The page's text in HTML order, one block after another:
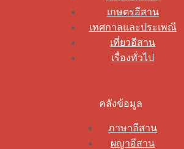
เกษตรอีสาน
เทศกาลและประเพณี
เที่ยวอีสาน
เรื่องทั่วไป
คลังข้อมูล
ภาษาอีสาน
ผญาอีสาน